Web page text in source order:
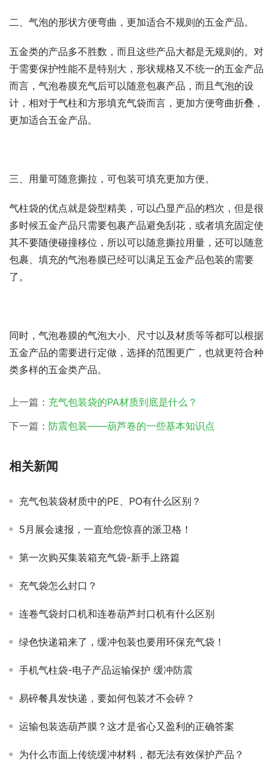
二、气泡的形状方便弯曲，更加适合不规则的五金产品。
五金类的产品多不胜数，而且这些产品大都是无规则的。对
于需要保护性能不是特别大，形状规格又不统一的五金产品
而言，气泡卷膜充气后可以随意包裹产品，而且气泡的设
计，相对于气柱和方形填充气袋而言，更加方便弯曲折叠，
更加适合五金产品。
三、用量可随意撕拉，可包装可填充更加方便。
气柱袋的优点就是袋型精美，可以凸显产品的档次，但是很
多时候五金产品只需要包裹产品避免刮花，或者填充固定使
其不要随便碰撞移位，所以可以随意撕拉用量，还可以随意
包裹、填充的气泡卷膜已经可以满足五金产品包装的需要
了。
同时，气泡卷膜的气泡大小、尺寸以及材质等等都可以根据
五金产品的需要进行定做，选择的范围更广，也就更符合种
类多样的五金类产品。
上一篇： 充气包装袋的PA材质到底是什么？
下一篇： 防震包装——葫芦卷的一些基本知识点
相关新闻
充气包装袋材质中的PE、PO有什么区别？
5月展会速报，一直给您惊喜的派卫格！
第一次购买集装箱充气袋-新手上路篇
充气袋怎么封口？
连卷气袋封口机和连卷葫芦封口机有什么区别
绿色快递箱来了，缓冲包装也要用环保充气袋！
手机气柱袋-电子产品运输保护 缓冲防震
易碎餐具发快递，要如何包装才不会碎？
​运输包装选葫芦膜？这才是省心又盈利的正确答案
为什么市面上传统缓冲材料，都无法有效保护产品？